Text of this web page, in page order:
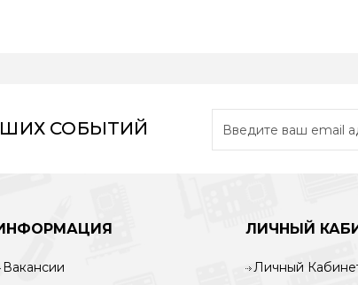
СОБЫТИЙ
Вакансии
ЛИЧНЫЙ
Личный